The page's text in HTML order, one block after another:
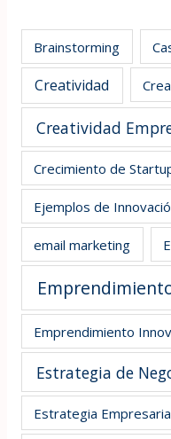
Brainstorming
Creatividad
Creatividad
Crecimiento de
Ejemplos de
email marketing
Emprendimiento
Estrategia de
Estrategia